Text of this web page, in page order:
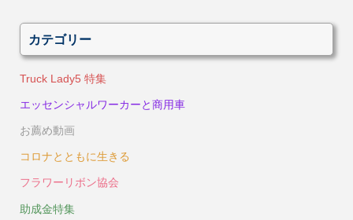
カテゴリー
Truck Lady5 特集
エッセンシャルワーカーと商用車
お薦め動画
コロナとともに生きる
フラワーリボン協会
助成金特集